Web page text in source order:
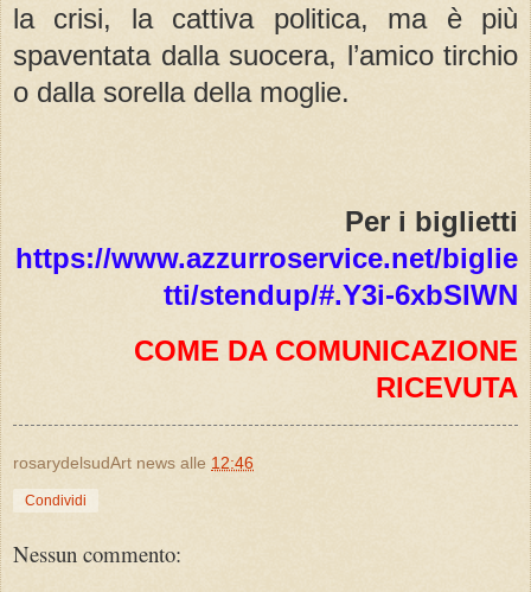
la crisi, la cattiva politica, ma è più
spaventata dalla suocera, l’amico tirchio
o dalla sorella della moglie.
Per i biglietti
https://www.azzurroservice.net/biglie
tti/stendup/#.Y3i-6xbSIWN
COME DA COMUNICAZIONE
RICEVUTA
rosarydelsudArt news alle 12:46
Condividi
Nessun commento: